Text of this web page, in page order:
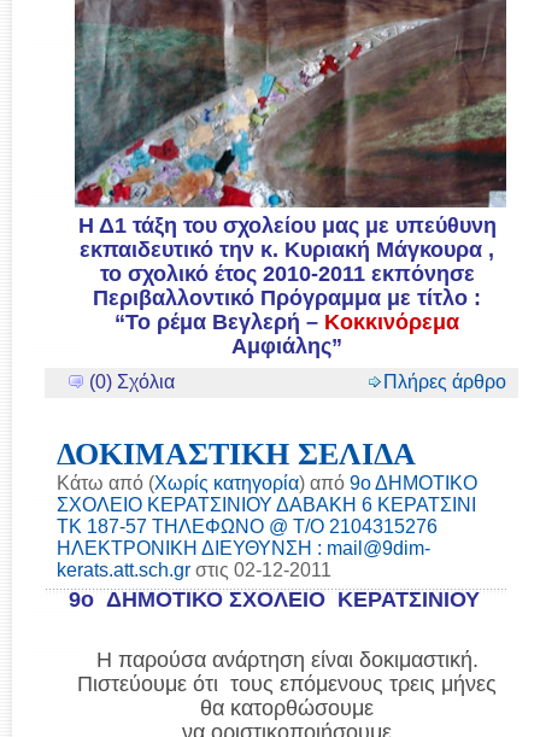
Η Δ1 τάξη του σχολείου μας με υπεύθυνη
εκπαιδευτικό την κ. Κυριακή Μάγκουρα ,
το σχολικό έτος 2010-2011 εκπόνησε
Περιβαλλοντικό Πρόγραμμα με τίτλο :
“Το ρέμα Βεγλερή – Κοκκινόρεμα
Αμφιάλης”
(0) Σχόλια Πλήρες άρθρο
ΔΟΚΙΜΑΣΤΙΚΗ ΣΕΛΙΔΑ
Κάτω από (Χωρίς κατηγορία) από 9ο ΔΗΜΟΤΙΚΟ
ΣΧΟΛΕΙΟ ΚΕΡΑΤΣΙΝΙΟΥ ΔΑΒΑΚΗ 6 ΚΕΡΑΤΣΙΝΙ
ΤΚ 187-57 ΤΗΛΕΦΩΝΟ @ Τ/Ο 2104315276
ΗΛΕΚΤΡΟΝΙΚΗ ΔΙΕΥΘΥΝΣΗ : mail@9dim-
kerats.att.sch.gr στις 02-12-2011
9ο ΔΗΜΟΤΙΚΟ ΣΧΟΛΕΙΟ ΚΕΡΑΤΣΙΝΙΟΥ
Η παρούσα ανάρτηση είναι δοκιμαστική.
Πιστεύουμε ότι τους επόμενους τρεις μήνες
θα κατορθώσουμε
να οριστικοποιήσουμε